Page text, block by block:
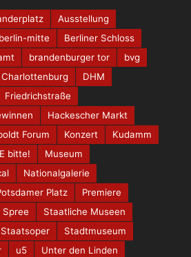
Ausstellung
berlin-mitte
Berliner Schloss
brandenburger tor
bvg
Charlottenburg
DHM
Friedrichstraße
Hackescher Markt
Forum Konzert
Kudamm
bitte!
Museum
Nationalgalerie
Platz
Premiere
Spree
Staatliche Museen
Staatsoper
Stadtmuseum
u5 Unter den Linden